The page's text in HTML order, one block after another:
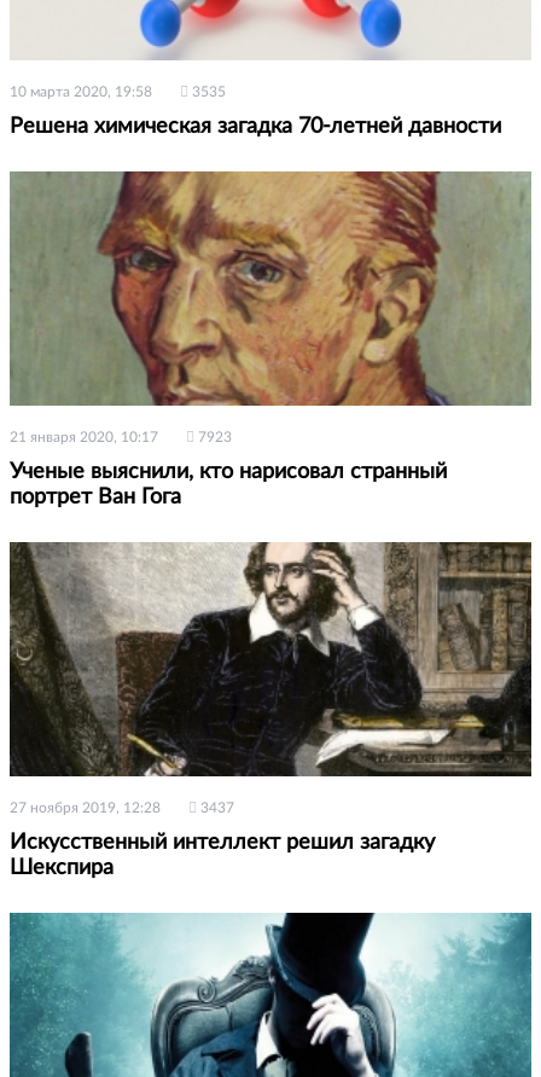
10 марта 2020, 19:58 3535
Решена химическая загадка 70-летней давности
21 января 2020, 10:17 7923
Ученые выяснили, кто нарисовал странный
портрет Ван Гога
27 ноября 2019, 12:28 3437
Искусственный интеллект решил загадку
Шекспира